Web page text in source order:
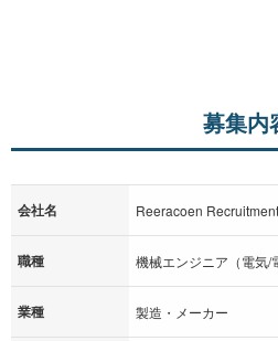
募集内
会社名 Reeracoen
職種 機械エンジニア（電気/
業種 製造・メーカー